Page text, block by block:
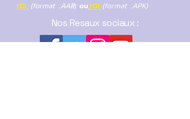
ICI (format .AAB) ou ICI (format .APK)
Nos Resaux sociaux :